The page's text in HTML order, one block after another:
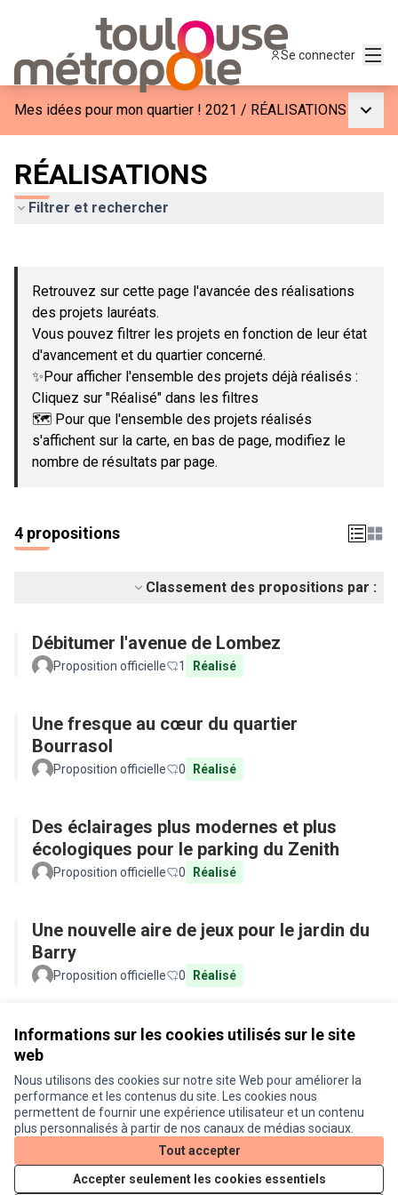
Informations sur les cookies utilisés sur le site
web
Nous utilisons des cookies sur notre site Web pour améliorer la
performance et les contenus du site. Les cookies nous
permettent de fournir une expérience utilisateur et un contenu
plus personnalisés à partir de nos canaux de médias sociaux.
Tout accepter
Accepter seulement les cookies essentiels
Se connecter
Mes idées pour mon quartier ! 2021 / RÉALISATIONS
RÉALISATIONS
Filtrer et rechercher
−
Retrouvez sur cette page l'avancée des réalisations
des projets lauréats.
Vous pouvez filtrer les projets en fonction de leur état
d'avancement et du quartier concerné.
✨Pour afficher l'ensemble des projets déjà réalisés :
Cliquez sur "Réalisé" dans les filtres
🗺️ Pour que l'ensemble des projets réalisés
s'affichent sur la carte, en bas de page, modifiez le
nombre de résultats par page.
4 propositions
Classement des propositions par :
Débitumer l'avenue de Lombez
Proposition officielle 1 Réalisé
Une fresque au cœur du quartier
Bourrasol
Proposition officielle 0 Réalisé
Des éclairages plus modernes et plus
écologiques pour le parking du Zenith
Proposition officielle 0 Réalisé
Une nouvelle aire de jeux pour le jardin du
Barry
Proposition officielle 0 Réalisé
Conditions d'utilisation
Paramètres des cookies
Je participe ! sur X
(Lien externe)
Je participe ! sur Facebook
Je participe ! sur Instagram